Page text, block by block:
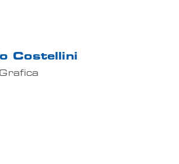
Costellini
Grafica